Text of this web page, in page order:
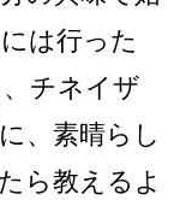
は行った
チネイザ
、素晴らし
ら教えるよ